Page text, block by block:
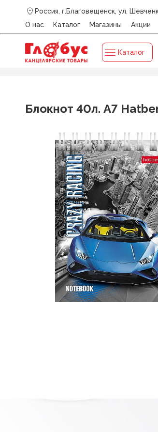
Россия, г.Благовещенск, ул.
О нас
Каталог Магазины Акции
Каталог
Главная /Каталог/ ЕЖЕДНЕВНИКИ,
Блокнот 40л. А7